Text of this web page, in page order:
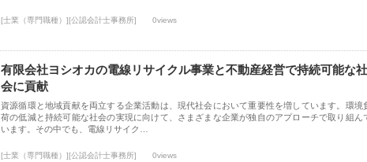
[士業（専門職種）][公認会計士事務所] 0views
有限会社ヨシオカの電線リサイクル事業と不動産経営で持続可能な社
会に貢献
資源循環と地域貢献を両立する企業活動は、現代社会において重要性を増しています。環境
荷の低減と持続可能な社会の実現に向けて、さまざまな企業が独自のアプローチで取り組ん
います。その中でも、電線リサイク…
[士業（専門職種）][公認会計士事務所] 0views